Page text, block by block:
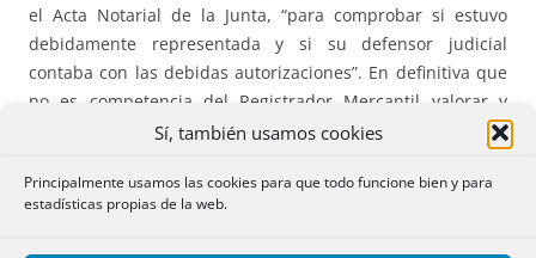
Sí, también usamos cookies
Principalmente usamos las cookies para que todo funcione bien y para
estadísticas propias de la web.
el Acta Notarial de la Junta, “para comprobar si estuvo
debidamente representada y si su defensor judicial
contaba con las debidas autorizaciones”. En definitiva que
no es competencia del Registrador Mercantil valorar y
cuestionar fas representaciones en una Junta General
quien declara válidamente constituida la Junta.